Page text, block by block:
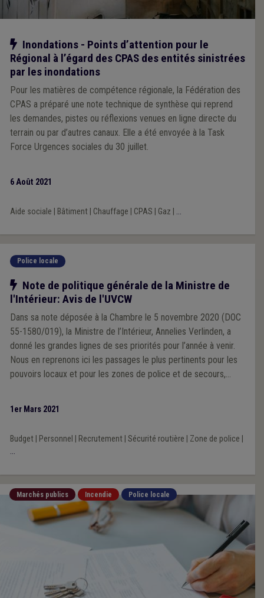
Notre action
Inondations - Points d’attention pour le
Régional à l’égard des CPAS des entités sinistrées
par les inondations
Pour les matières de compétence régionale, la Fédération des
CPAS a préparé une note technique de synthèse qui reprend
les demandes, pistes ou réflexions venues en ligne directe du
terrain ou par d’autres canaux. Elle a été envoyée à la Task
Force Urgences sociales du 30 juillet.
6 Août 2021
Aide sociale Bâtiment| Chauffage CPAS Gaz ...
Police locale
Notre action
Note de politique générale de la Ministre de
l'Intérieur: Avis de l'UVCW
Dans sa note déposée à la Chambre le 5 novembre 2020 (DOC
55-1580/019), la Ministre de l’Intérieur, Annelies Verlinden, a
donné les grandes lignes de ses priorités pour l’année à venir.
Nous en reprenons ici les passages le plus pertinents pour les
pouvoirs locaux et pour les zones de police et de secours,
1er Mars 2021
Budget| Personnel Recrutement| Sécurité routière Zone de police
...
Marchés publics Incendie Police locale